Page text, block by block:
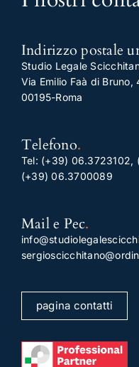
Indirizzo postale
Studio Legale
Via Emilio Faà di Bruno,
00195-Roma
Telefono.
Tel: (+39) 06.3723102,
(+39) 06.3700089
Mail e Pec.
pagina contatti